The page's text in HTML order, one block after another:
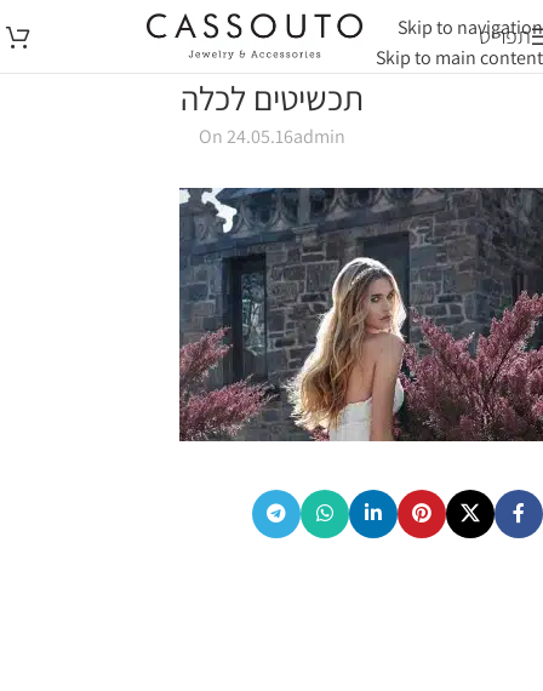
Skip to navigation
Skip to main content
תפריט
תכשיטים לכלה
admin
On 24.05.16